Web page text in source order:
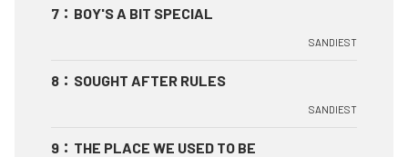
7 ： BOY'S A BIT SPECIAL
SANDIEST
8 ： SOUGHT AFTER RULES
SANDIEST
9 ： THE PLACE WE USED TO BE